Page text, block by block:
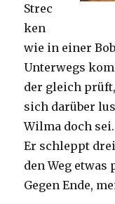
Strec
ken
wie in einer
Unterwegs
der gleich
sich darüber
Wilma doch sei.
Er schleppt
den Weg
Gegen Ende,